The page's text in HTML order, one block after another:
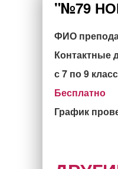
"№79
ФИО
Контактные
с 7 по 9
Бесплатно
График